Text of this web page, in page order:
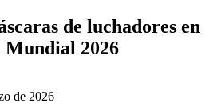
de luchadores en
Mundial 2026
de 2026